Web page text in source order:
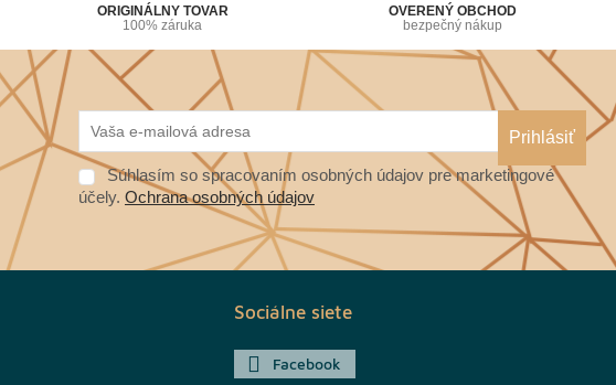
ORIGINÁLNY TOVAR
100% záruka
OVERENÝ OBCHOD
bezpečný nákup
Súhlasím so spracovaním osobných údajov pre marketingové
účely. Ochrana osobných údajov
Sociálne siete
Facebook